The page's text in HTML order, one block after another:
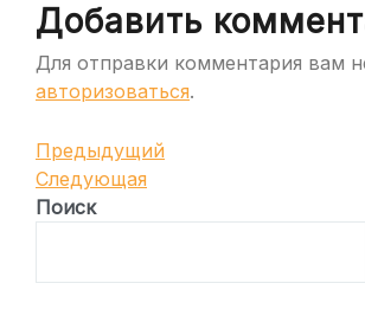
Добавить
Для отправки комментария вам
авторизоваться.
Навигация
по
записям
Предыдущая
запись
Предыдущий
Следующая
запись
Следующая
Поиск